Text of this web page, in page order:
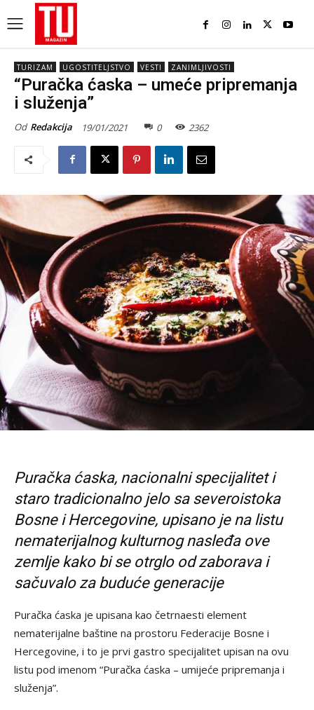
TURIZAM UGOSTITELJSTVO VESTI ZANIMLJIVOSTI
“Puračka ćaska – umeće pripremanja
i služenja”
Od Redakcija 19/01/2021 0 2362
Puračka ćaska, nacionalni specijalitet i
staro tradicionalno jelo sa severoistoka
Bosne i Hercegovine, upisano je na listu
nematerijalnog kulturnog nasleđa ove
zemlje kako bi se otrglo od zaborava i
sačuvalo za buduće generacije
Puračka ćaska je upisana kao četrnaesti element
nematerijalne baštine na prostoru Federacije Bosne i
Hercegovine, i to je prvi gastro specijalitet upisan na ovu
listu pod imenom “Puračka ćaska – umijeće pripremanja i
služenja”.